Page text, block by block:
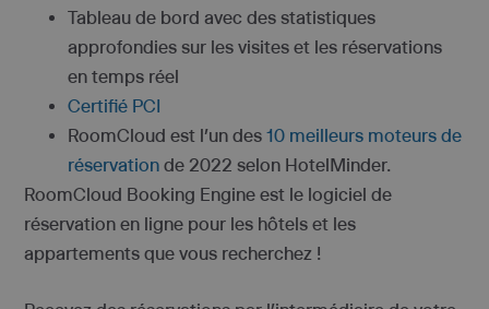
Tableau de bord avec des statistiques
approfondies sur les visites et les réservations
en temps réel
Certifié PCI
RoomCloud est l’un des10 meilleurs moteurs de
réservation de 2022 selon HotelMinder.
RoomCloud Booking Engine est le logiciel de
réservation en ligne pour les hôtels et les
appartements que vous recherchez !